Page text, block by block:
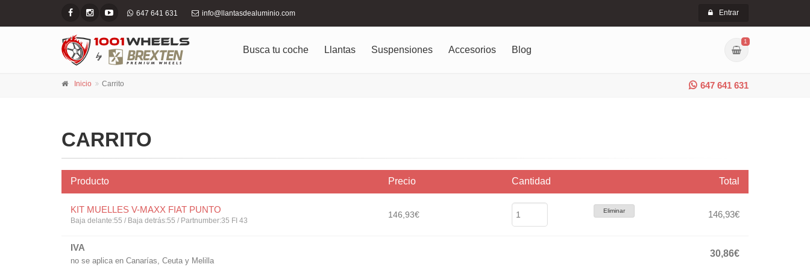
647 641 631 info@llantasdealuminio.com Entrar
Busca tu coche Llantas Suspensiones Accesorios Blog
1
647 641 631
Inicio Carrito
CARRITO
Producto Precio Cantidad Total
KIT MUELLES V-MAXX FIAT PUNTO
Baja delante:55 / Baja detrás:55 / Partnumber:35 FI 43
146,93€ Eliminar 146,93€
IVA
no se aplica en Canarías, Ceuta y Melilla
30,86€